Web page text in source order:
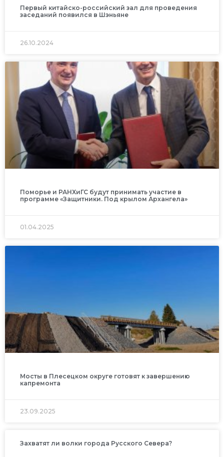
Первый китайско-российский зал для проведения
заседаний появился в Шэньяне
26.10.2024
Поморье и РАНХиГС будут принимать участие в
программе «Защитники. Под крылом Архангела»
01.04.2025
Мосты в Плесецком округе готовят к завершению
капремонта
23.09.2025
Захватят ли волки города Русского Севера?